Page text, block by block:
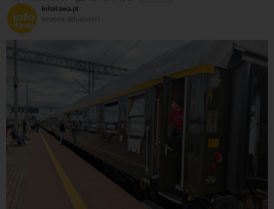
infoilawa.pl
ostatnie aktualności ‹